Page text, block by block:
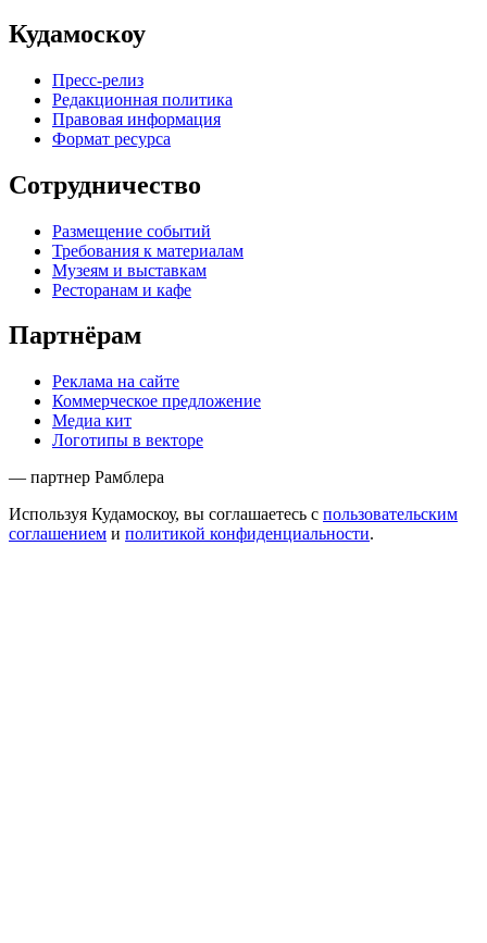
Кудамоскоу
Пресс-релиз
Редакционная политика
Правовая информация
Формат ресурса
Сотрудничество
Размещение событий
Требования к материалам
Музеям и выставкам
Ресторанам и кафе
Партнёрам
Реклама на сайте
Коммерческое предложение
Медиа кит
Логотипы в векторе
— партнер Рамблера
Используя Кудамоскоу, вы соглашаетесь с пользовательским
соглашением и политикой конфиденциальности.